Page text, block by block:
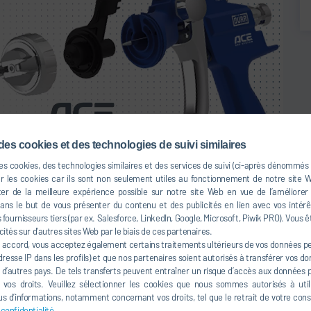
cookies et des technologies de suivi similaires
cookies, des technologies similaires et des services de suivi (ci-après
les cookies car ils sont non seulement utiles au fonctionnement de notre site
de la meilleure expérience possible sur notre site Web en vue de
le but de vous présenter du contenu et des publicités en lien avec vos
tiers (par ex. Salesforce, LinkedIn, Google, Microsoft, Piwik PRO). Vous
sur d’autres sites Web par le biais de ces partenaires.
vous acceptez également certains traitements ultérieurs de vos données
IP dans les profils) et que nos partenaires soient autorisés à transférer vos
pays. De tels transferts peuvent entraîner un risque d’accès aux données
droits. Veuillez sélectionner les cookies que nous sommes autorisés à
d’informations, notamment concernant vos droits, tel que le retrait de votre
pulvérisateurs à air
(EcoGun AS AUTO)
pulvérisateurs à air automatiques sont conçus pour des
dans toutes les industries. Ainsi, il existe des pistolets
standard, mais également pour des applications
la céramique et l'industrie verrière. D'autres modèles
par exemple au marquage ou à la coloration de